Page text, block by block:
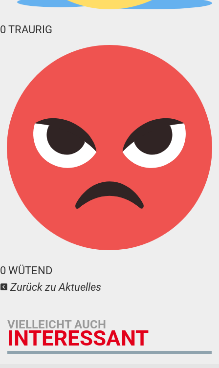
0 TRAURIG
0 WÜTEND
Zurück zu Aktuelles
VIELLEICHT AUCH
INTERESSANT